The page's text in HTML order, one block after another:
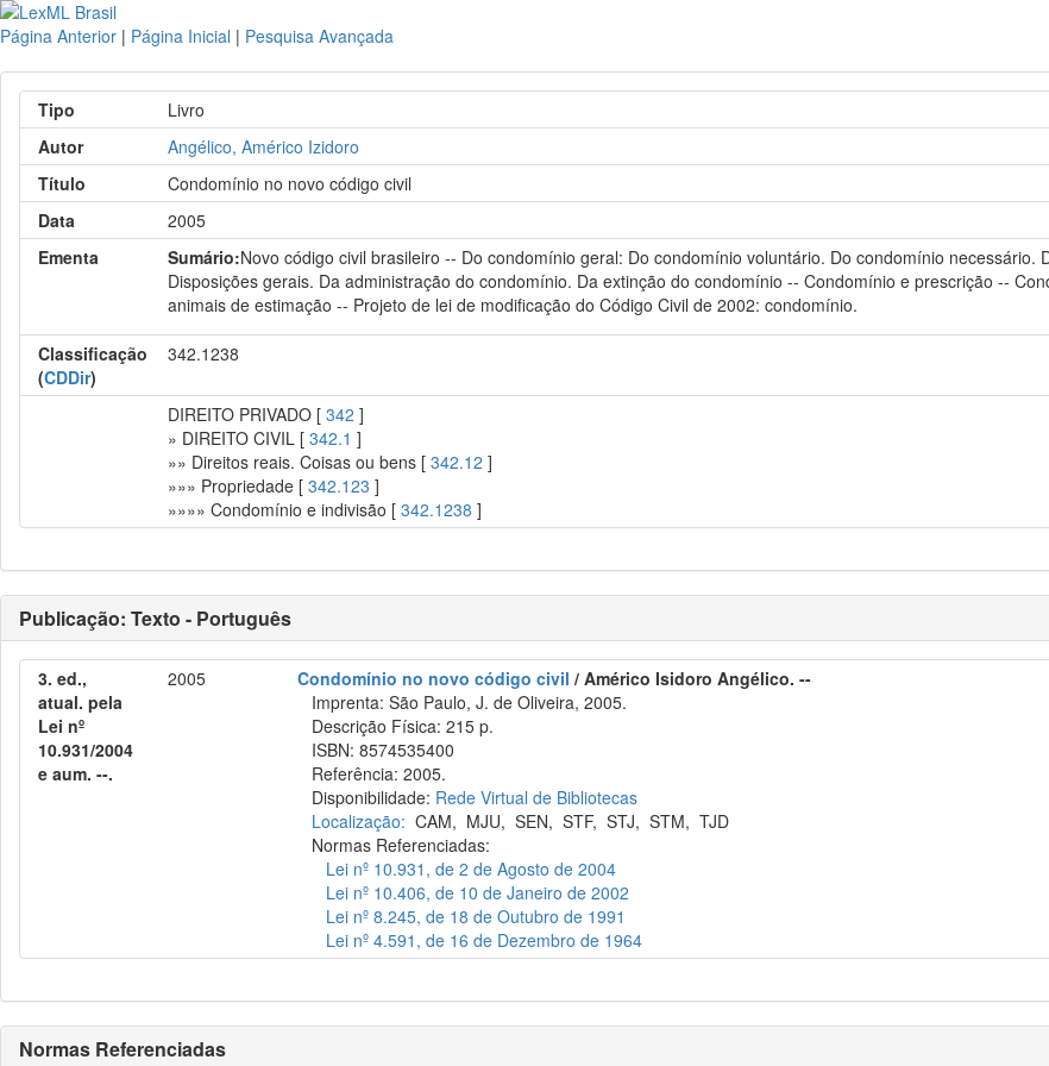
Página Anterior | Página Inicial | Pesquisa Avançada
Tipo
Livro
Autor
Angélico, Américo Izidoro
Título
Condomínio no novo código civil
Data
2005
Ementa
Sumário:Novo código civil brasileiro -- Do condomínio geral: Do condomínio voluntário. Do condomínio
Disposições gerais. Da administração do condomínio. Da extinção do condomínio -- Condomínio e prescrição --
animais de estimação -- Projeto de lei de modificação do Código Civil de 2002: condomínio.
Classificação
(CDDir)
342.1238
DIREITO PRIVADO [342 ]
» DIREITO CIVIL [342.1 ]
»» Direitos reais. Coisas ou bens [342.12 ]
»»» Propriedade [342.123 ]
»»»» Condomínio e indivisão [342.1238 ]
Publicação: Texto - Português
3. ed.,
atual. pela
Lei nº
10.931/2004
e aum. --.
2005 Condomínio no novo código civil / Américo Isidoro Angélico. --
Imprenta: São Paulo, J. de Oliveira, 2005.
Descrição Física: 215 p.
ISBN: 8574535400
Referência: 2005.
Disponibilidade: Rede Virtual de Bibliotecas
Localização: CAM, MJU,SEN,STF,STJ,STM,TJD
Normas Referenciadas:
Lei nº 10.931, de 2 de Agosto de 2004
Lei nº 10.406, de 10 de Janeiro de 2002
Lei nº 8.245, de 18 de Outubro de 1991
Lei nº 4.591, de 16 de Dezembro de 1964
Normas Referenciadas